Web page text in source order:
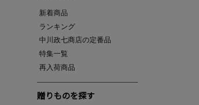
新着商品
ランキング
中川政七商店の定番品
特集一覧
再入荷商品
贈りものを探す